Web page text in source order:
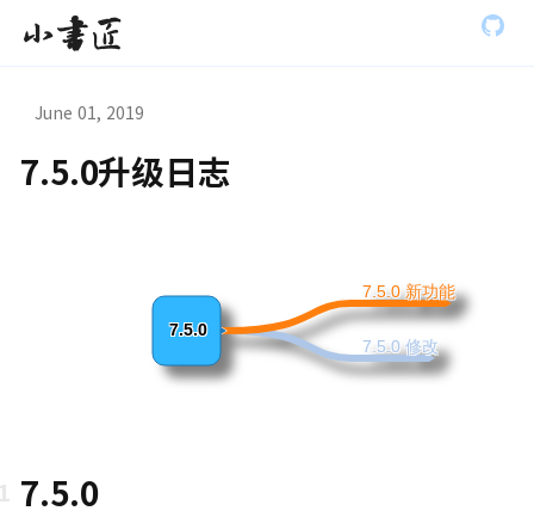
小书匠
June 01, 2019
7.5.0升级日志
7.5.0
7.5.0 修改
7.5.0 新功能
7.5.0
式演